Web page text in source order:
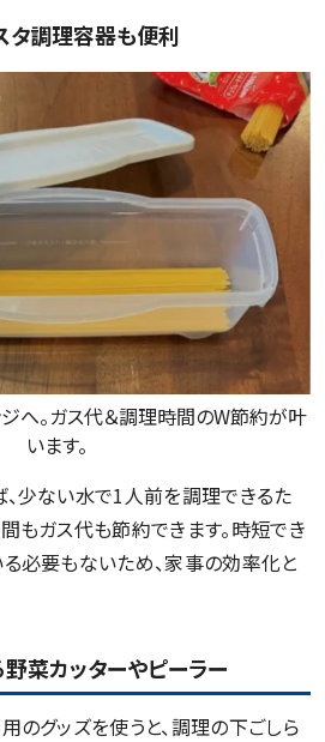
タ調理容器も便利
へ。ガス代＆調理時間のW節約が叶
います。
少ない水で1人前を調理できるた
もガス代も節約できます。時短でき
必要もないため、家事の効率化と
菜カッターやピーラー
のグッズを使うと、調理の下ごしら